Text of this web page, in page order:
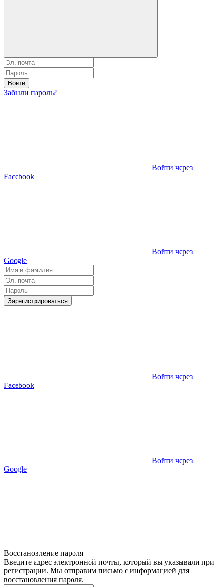
Войти
Забыли пароль?
Войти через
Facebook
Войти через
Google
Зарегистрироваться
Войти через
Facebook
Войти через
Google
Восстановление пароля
Введите адрес электронной почты, который вы указывали при
регистрации. Мы отправим письмо с информацией для
восстановления пароля.